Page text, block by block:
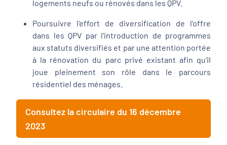
logements neufs ou rénovés dans les QPV.
Poursuivre l’effort de diversification de l’offre
dans les QPV par l’introduction de programmes
aux statuts diversifiés et par une attention portée
à la rénovation du parc privé existant afin qu’il
joue pleinement son rôle dans le parcours
résidentiel des ménages.
Consultez la circulaire du 16 décembre
2023